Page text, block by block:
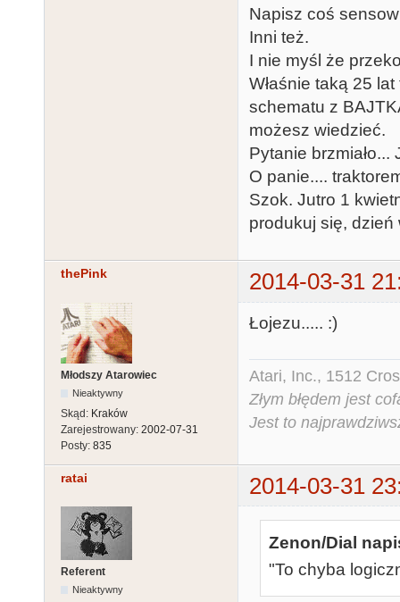
Napisz coś
Inni też.
I nie myśl że
Właśnie taką 25
schematu z
możesz wiedzieć.
Pytanie
O panie....
Szok. Jutro 1
produkuj się, dzień
thePink 2014-03-31
Młodszy Atarowiec
Nieaktywny
Skąd: Kraków
Zarejestrowany: 2002-07-31
Posty: 835
Łojezu..... :)
Atari, Inc., 1512
Złym błędem jest
Jest to
ratai 2014-03-31
Referent
Nieaktywny
Zenon/Dial
"To chyba